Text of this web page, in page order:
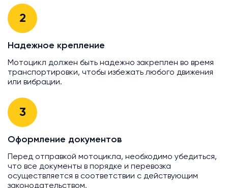
2
Надежное крепление
Мотоцикл должен быть надежно закреплен во время
транспортировки, чтобы избежать любого движения
или вибрации.
3
Оформление документов
Перед отправкой мотоцикла, необходимо убедиться,
что все документы в порядке и перевозка
осуществляется в соответствии с действующим
законодательством.